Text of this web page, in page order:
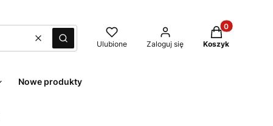
WyczyśćSzukaj Ulubione Zaloguj się
Produkty w
Koszyk
Nowe produkty